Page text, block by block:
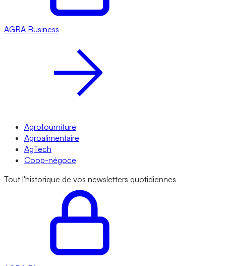
AGRA Business
Agrofourniture
Agroalimentaire
AgTech
Coop-négoce
Tout l'historique de vos newsletters quotidiennes